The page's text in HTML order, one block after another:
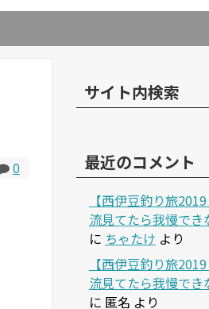
0
サイト内検索
最近のコメント
【西伊豆釣り旅
流見てたら我慢でき
に ちゃたけ より
【西伊豆釣り旅
流見てたら我慢でき
に 匿名 より